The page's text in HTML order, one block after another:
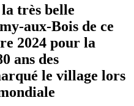
très belle
aux-Bois de ce
2024 pour la
ans des
le village lors